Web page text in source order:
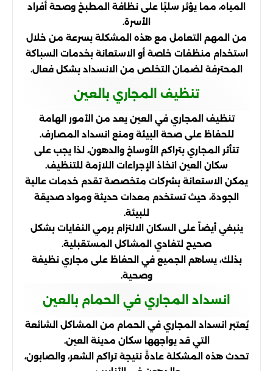
المياه، مما يؤثر سلبًا على نظافة المطبخ وصحة أفراد
الأسرة.
من المهم التعامل مع هذه المشكلة بسرعة من خلال
استخدام منظفات خاصة أو الاستعانة بخدمات السباكة
المحترفة لضمان التخلص من الانسداد بشكل فعال.
تنظيف المجاري بالعين
تنظيف المجاري في العين يعد من الأمور الهامة
للحفاظ على صحة البيئة ومنع انسداد المصارف.
تتأثر المجاري بتراكم الأوساخ والدهون، لذا يجب على
سكان العين اتخاذ الإجراءات اللازمة للتنظيف.
يمكن الاستعانة بشركات متخصصة تقدم خدمات عالية
الجودة، حيث تستخدم معدات حديثة ومواد صديقة
للبيئة.
ينبغي أيضاً على السكان الالتزام برمي النفايات بشكل
صحيح لتفادي المشاكل المستقبلية.
بذلك، يساهم الجميع في الحفاظ على مجاري نظيفة
وصحية.
انسداد المجاري في الحمام بالعين
يُعتبر انسداد المجاري في الحمام من المشاكل الشائعة
التي قد يواجهها سكان مدينة العين.
تحدث هذه المشكلة عادةً نتيجة تراكم الشعر، والصابون،